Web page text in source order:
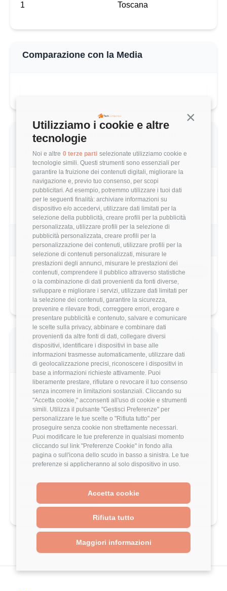
Continua
Utilizziamo i cookie e altre
tecnologie
Noi e altre 0 terze parti selezionate utilizziamo cookie e
tecnologie simili. Questi strumenti sono essenziali per
garantire la fruizione dei contenuti digitali, migliorare la
navigazione e, previo tuo consenso, per scopi
pubblicitari. Ad esempio, potremmo utilizzare i tuoi dati
per le seguenti finalità: archiviare informazioni su
dispositivo e/o accedervi, utilizzare dati limitati per la
selezione della pubblicità, creare profili per la pubblicità
personalizzata, utilizzare profili per la selezione di
pubblicità personalizzata, creare profili per la
personalizzazione dei contenuti, utilizzare profili per la
selezione di contenuti personalizzati, misurare le
prestazioni degli annunci, misurare le prestazioni dei
contenuti, comprendere il pubblico attraverso statistiche
o la combinazione di dati provenienti da fonti diverse,
sviluppare e migliorare i servizi, utilizzare dati limitati per
la selezione dei contenuti, garantire la sicurezza,
prevenire e rilevare frodi, correggere errori, erogare e
presentare pubblicità e contenuto, salvare e comunicare
le scelte sulla privacy, abbinare e combinare dati
provenienti da altre fonti di dati, collegare diversi
dispositivi, identificare i dispositivi in base alle
informazioni trasmesse automaticamente, utilizzare dati
di geolocalizzazione precisi, riconoscere i dispositivi in
base a informazioni richieste attivamente. Puoi
liberamente prestare, rifiutare o revocare il tuo consenso
senza incorrere in limitazioni sostanziali. Cliccando su
"Accetta cookie," acconsenti all'uso di cookie e strumenti
simili. Utilizza il pulsante "Gestisci Preferenze" per
personalizzare le tue scelte o "Rifiuta tutto" per
proseguire senza cookie non strettamente necessari.
Puoi modificare le tue preferenze in qualsiasi momento
cliccando sul link "Preferenze Cookie" in fondo alla
pagina o sull'icona dello scudo in basso a sinistra. Le tue
preferenze si applicheranno al solo dispositivo in uso.
Accetta cookie
Rifiuta tutto
Maggiori informazioni
1 Toscana
Comparazione con la Media
Valutazione complessiva Zerynth di
questo utente
3.2/5 Basato su 5 parametri di valutazione
Benefits & Compensi
Buoni Pasto 7€/giorno
Stock Options
Valutazione dettagliata Zerynth di questo
utente
Work-Life Balance
Crescita Professionale
Stack Tecnologico
Benefits